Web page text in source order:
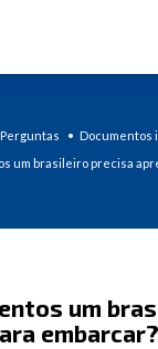
Perguntas
Documentos
um brasileiro precisa
um
embarcar?